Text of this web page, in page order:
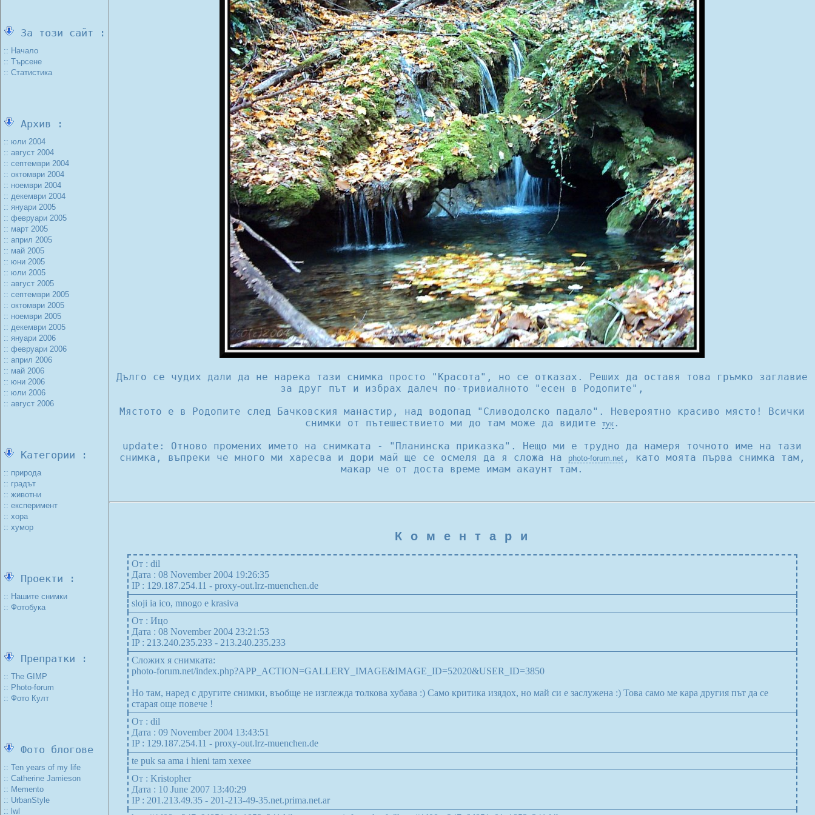
За този сайт :
:: Начало
:: Търсене
:: Статистика
Архив :
:: юли 2004
:: август 2004
:: септември 2004
:: октомври 2004
:: ноември 2004
:: декември 2004
:: януари 2005
:: февруари 2005
:: март 2005
:: април 2005
:: май 2005
:: юни 2005
:: юли 2005
:: август 2005
:: септември 2005
:: октомври 2005
:: ноември 2005
:: декември 2005
:: януари 2006
:: февруари 2006
:: април 2006
:: май 2006
:: юни 2006
:: юли 2006
:: август 2006
Категории :
:: природа
:: градът
:: животни
:: експеримент
:: хора
:: хумор
Проекти :
:: Нашите снимки
:: Фотобука
Препратки :
:: The GIMP
:: Photo-forum
:: Фото Култ
Фото блогове
:: Ten years of my life
:: Catherine Jamieson
:: Memento
:: UrbanStyle
:: lwl
Дълго се чудих дали да не нарека тази снимка просто "Красота", но се отказах. Реших да оставя това гръмко заглавие
за друг път и избрах далеч по-тривиалното "есен в Родопите",
Мястото е в Родопите след Бачковския манастир, над водопад "Сливодолско падало". Невероятно красиво място! Всички
снимки от пътешествието ми до там може да видите
тук.
update: Отново промених името на снимката - "Планинска приказка". Нещо ми е трудно да намеря точното име на тази
снимка, въпреки че много ми харесва и дори май ще се осмеля да я сложа на
photo-forum.net, като моята първа снимка там,
макар че от доста време имам акаунт там.
К о м е н т а р и
От : dil
Дата : 08 November 2004 19:26:35
IP : 129.187.254.11 - proxy-out.lrz-muenchen.de
sloji ia ico, mnogo e krasiva
От : Ицо
Дата : 08 November 2004 23:21:53
IP : 213.240.235.233 - 213.240.235.233
Сложих я снимката:
photo-forum.net/index.php?APP_ACTION=GALLERY_IMAGE&IMAGE_ID=52020&USER_ID=3850
Но там, наред с другите снимки, въобще не изглежда толкова хубава :) Само критика изядох, но май си е заслужена :) Това само ме кара другия път да се
старая още повече !
От : dil
Дата : 09 November 2004 13:43:51
IP : 129.187.254.11 - proxy-out.lrz-muenchen.de
te puk sa ama i hieni tam xexee
От : Kristopher
Дата : 10 June 2007 13:40:29
IP : 201.213.49.35 - 201-213-49-35.net.prima.net.ar